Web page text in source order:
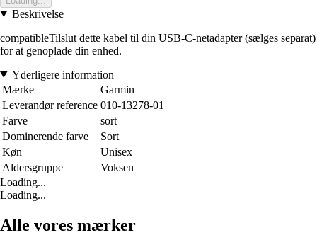
Beskrivelse
compatibleTilslut dette kabel til din USB-C-netadapter (sælges separat)
for at genoplade din enhed.
Yderligere information
Mærke
Garmin
Leverandør reference 010-13278-01
Farve
sort
Dominerende farve
Sort
Køn
Unisex
Aldersgruppe
Voksen
Loading...
Loading...
Alle vores mærker